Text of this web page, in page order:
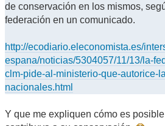
de conservación en los mismos,
federación en un comunicado.
http://ecodiario.eleconomista.es/
espana/noticias/5304057/11/13/la-
clm-pide-al-ministerio-que-autorice-
nacionales.html
Y que me expliquen cómo es